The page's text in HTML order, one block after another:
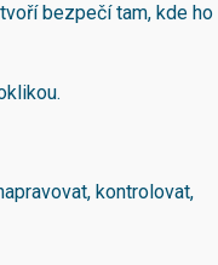
bezpečí tam, kde ho
kontrolovat,